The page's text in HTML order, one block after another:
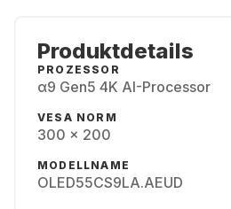
Produktdetails
PROZESSOR
α9 Gen5 4K AI-Processor
VESA NORM
300 x 200
MODELLNAME
OLED55CS9LA.AEUD